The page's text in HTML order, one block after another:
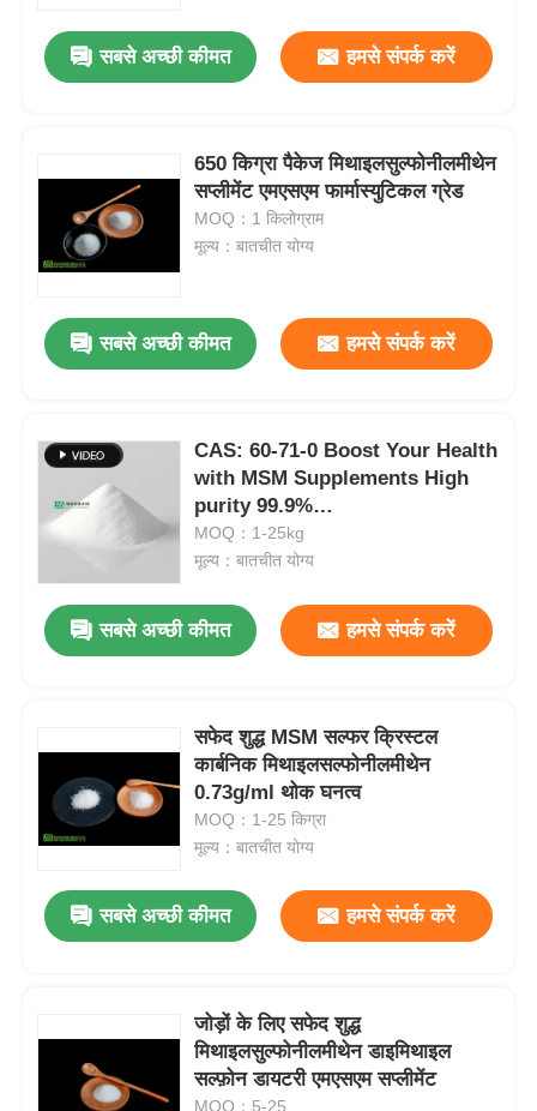
हमारे बारे में
गुणवत्ता नियंत्रण
एमएसएम पाउडर
एमएसएम मिथाइलसल्फोनीलमीथेन
एमएसएम डाइमिथाइल सल्फोन
सबसे अच्छी कीमत हमसे संपर्क करें
650 किग्रा पैकेज मिथाइलसुल्फोनीलमीथेन
सप्लीमेंट एमएसएम फार्मास्युटिकल ग्रेड
MOQ：1 किलोग्राम
मूल्य：बातचीत योग्य
सबसे अच्छी कीमत हमसे संपर्क करें
CAS: 60-71-0 Boost Your Health
with MSM Supplements High
purity 99.9%
methylsulphonylmethane
factory supply
MOQ：1-25kg
मूल्य：बातचीत योग्य
सबसे अच्छी कीमत हमसे संपर्क करें
सफेद शुद्ध MSM सल्फर क्रिस्टल
कार्बनिक मिथाइलसल्फोनीलमीथेन
0.73g/ml थोक घनत्व
MOQ：1-25 किग्रा
मूल्य：बातचीत योग्य
सबसे अच्छी कीमत हमसे संपर्क करें
जोड़ों के लिए सफेद शुद्ध
मिथाइलसुल्फोनीलमीथेन डाइमिथाइल
सल्फ़ोन डायटरी एमएसएम सप्लीमेंट
MOQ：5-25